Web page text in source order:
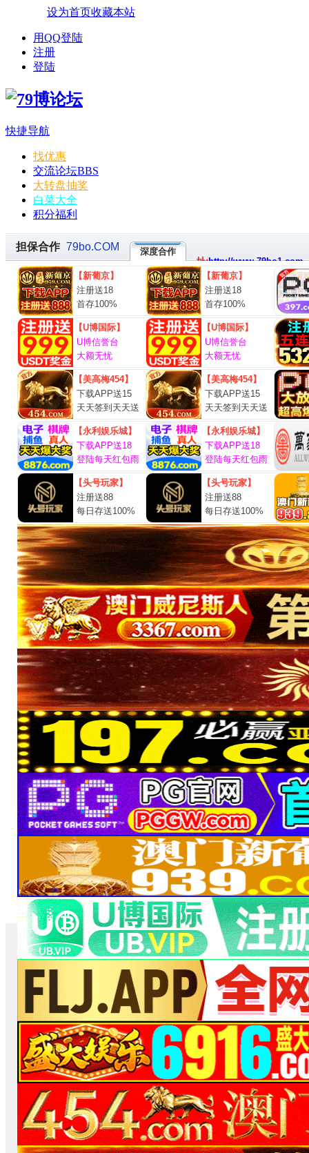
设为首页收藏本站
用QQ登陆
注册
登陆
快捷导航
找优惠
交流论坛BBS
大转盘抽奖
白菜大全
积分福利